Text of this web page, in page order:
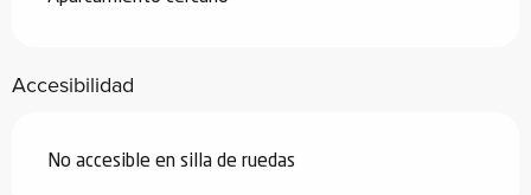
Accesibilidad
No accesible en silla de ruedas